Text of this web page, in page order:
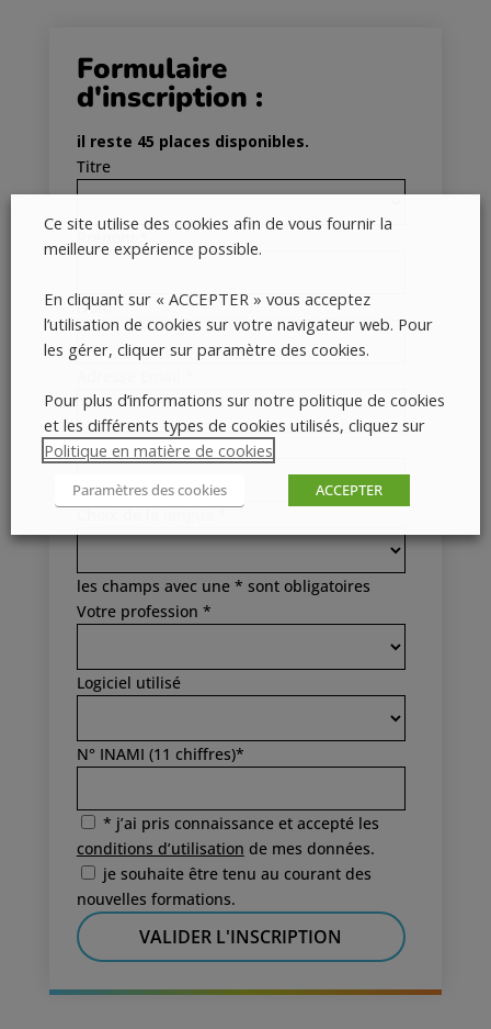
Formulaire
d'inscription :
il reste 45 places disponibles.
Titre
Prénom *
Nom *
N° de téléphone *
les champs avec une * sont obligatoires
Votre profession *
Logiciel utilisé
N° INAMI (11 chiffres)*
* j’ai pris connaissance et accepté les
conditions d’utilisation de mes données.
je souhaite être tenu au courant des
nouvelles formations.
Ce site utilise des cookies afin de vous fournir la
meilleure expérience possible.
En cliquant sur « ACCEPTER » vous acceptez
l’utilisation de cookies sur votre navigateur web. Pour
les gérer, cliquer sur paramètre des cookies.
Pour plus d’informations sur notre politique de cookies
et les différents types de cookies utilisés, cliquez sur
Politique en matière de cookies
Paramètres des cookies ACCEPTER